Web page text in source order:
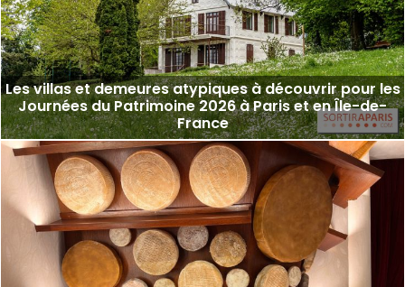
Les villas et demeures atypiques à découvrir pour les
Journées du Patrimoine 2026 à Paris et en Île-de-
France